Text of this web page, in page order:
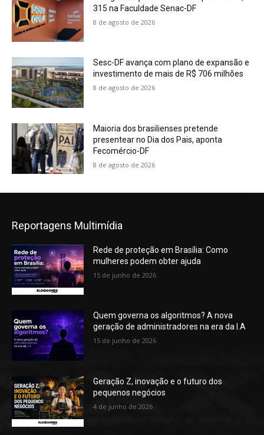
315 na Faculdade Senac-DF
8 de agosto de 2026
Sesc-DF avança com plano de expansão e
investimento de mais de R$ 706 milhões
8 de agosto de 2026
Maioria dos brasilienses pretende
presentear no Dia dos Pais, aponta
Fecomércio-DF
8 de agosto de 2026
Reportagens Multimídia
Rede de proteção em Brasília: Como
mulheres podem obter ajuda
15 de junho de 2026
Quem governa os algoritmos? A nova
geração de administradores na era da I.A
15 de junho de 2026
Geração Z, inovação e o futuro dos
pequenos negócios
4 de junho de 2026